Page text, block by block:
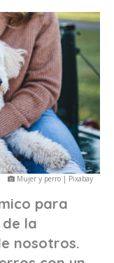
Mujer y perro | Pixabay
para
la
nosotros.